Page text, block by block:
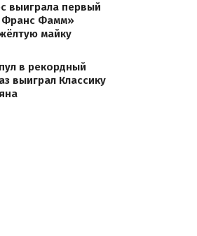
выиграла первый
Франс Фамм»
майку
в рекордный
выиграл Классику